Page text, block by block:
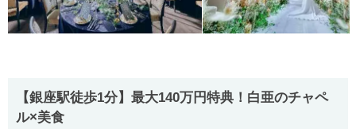
【銀座駅徒歩1分】最大140万円特典！白亜のチャペ
ル×美食